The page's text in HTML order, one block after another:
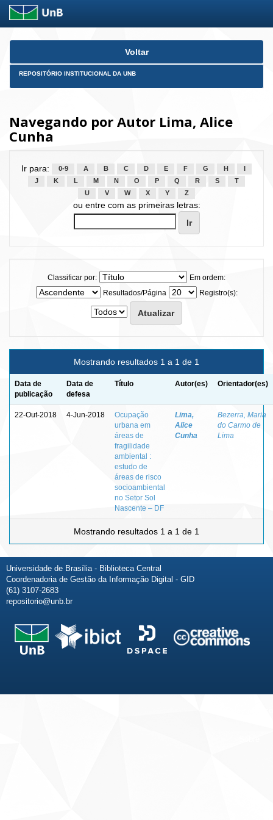
Skip
Voltar
REPOSITÓRIO INSTITUCIONAL DA UNB
Navegando por Autor Lima, Alice
Cunha
Ir para: 0-9 A B C D E F G H
J
K L M N O P Q R S
T
U
V W X Y Z
ou entre com as primeiras letras:
Classificar por:
Em ordem:
Resultados/Página
Registro(s):
Mostrando resultados 1 a 1 de 1
Data de
publicação
Data de
defesa
Título Autor(es) Orientador(es)
22-Out-2018 4-Jun-2018
Ocupação
urbana em
áreas de
fragilidade
ambiental :
estudo de
áreas de risco
socioambiental
no Setor Sol
Nascente – DF
Lima,
Alice
Cunha
Bezerra, Maria
do Carmo de
Lima
Mostrando resultados 1 a 1 de 1
Universidade de Brasília - Biblioteca Central
Coordenadoria de Gestão da Informação Digital - GID
(61) 3107-2683
repositorio@unb.br